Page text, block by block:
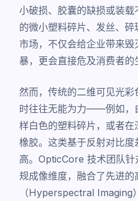
小破损、胶囊的缺损或装
的微小塑料碎片、发丝、
市场，不仅会给企业带来
暴，更会直接危及消费者的
然而，传统的二维可见光彩
时往往无能为力——例如，
样白色的塑料碎片，或者
橡胶。这类基于反射对比
高。OpticCore 技术团队
规成像维度，融合了先进的
（Hyperspectral Imaging